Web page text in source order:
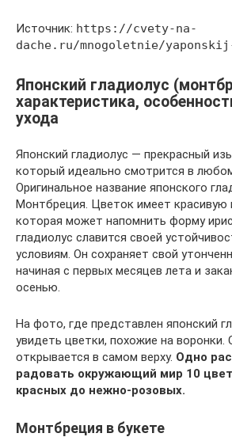
Источник: https://cvety-na-
dache.ru/mnogoletnie/
Японский гладиолус
характеристика,
ухода
Японский гладиолус — прекрасный
который идеально смотрится в
Оригинальное название японского
Монтбреция. Цветок имеет красивую
которая может напомнить форму
гладиолус славится своей
условиям. Он сохраняет свой
начиная с первых месяцев лета и
осенью.
На фото, где представлен японский
увидеть цветки, похожие на
открывается в самом верху. Одно
радовать окружающий мир 10
красных до нежно-розовых.
Монтбреция в букете